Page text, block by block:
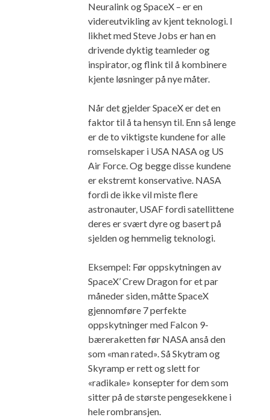
Neuralink og SpaceX – er en
videreutvikling av kjent teknologi. I
likhet med Steve Jobs er han en
drivende dyktig teamleder og
inspirator, og flink til å kombinere
kjente løsninger på nye måter.
Når det gjelder SpaceX er det en
faktor til å ta hensyn til. Enn så lenge
er de to viktigste kundene for alle
romselskaper i USA NASA og US
Air Force. Og begge disse kundene
er ekstremt konservative. NASA
fordi de ikke vil miste flere
astronauter, USAF fordi satellittene
deres er svært dyre og basert på
sjelden og hemmelig teknologi.
Eksempel: Før oppskytningen av
SpaceX’ Crew Dragon for et par
måneder siden, måtte SpaceX
gjennomføre 7 perfekte
oppskytninger med Falcon 9-
bæreraketten før NASA anså den
som «man rated». Så Skytram og
Skyramp er rett og slett for
«radikale» konsepter for dem som
sitter på de største pengesekkene i
hele rombransjen.